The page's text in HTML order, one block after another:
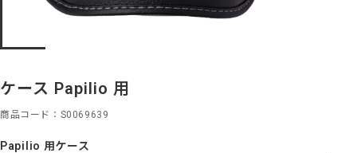
ケース Papilio 用
商品コード S0069639
Papilio 用ケース